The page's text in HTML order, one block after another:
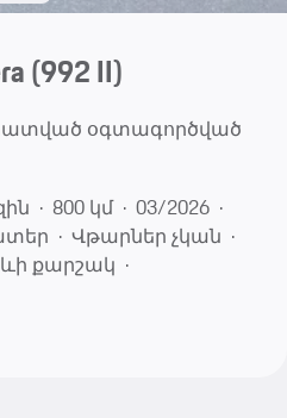
(992 II)
օգտագործված
800 կմ
03/2026
Վթարներ չկան
քարշակ